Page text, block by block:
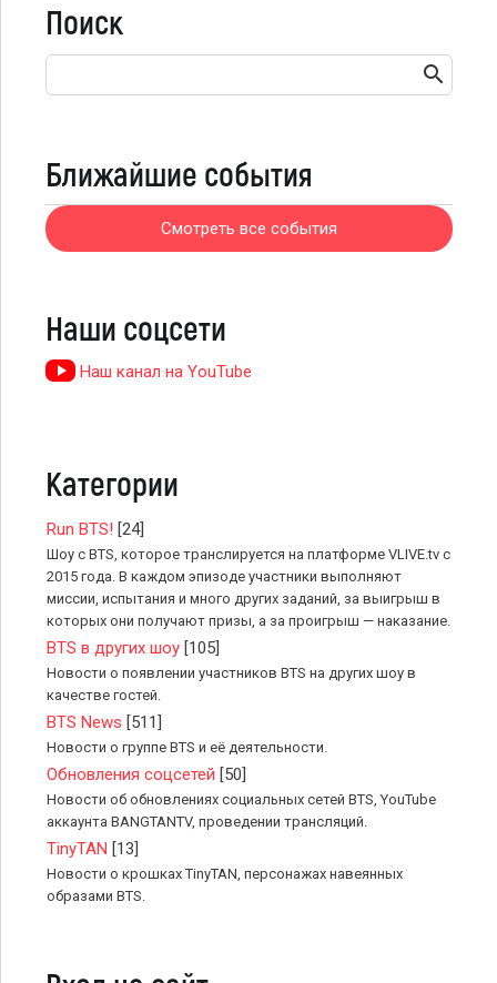
Поиск
Ближайшие события
Смотреть все события
Наши соцсети
Наш канал на YouTube
Категории
Run BTS! [24]
Шоу с BTS, которое транслируется на платформе VLIVE.tv с
2015 года. В каждом эпизоде участники выполняют
миссии, испытания и много других заданий, за выигрыш в
которых они получают призы, а за проигрыш — наказание.
BTS в других шоу [105]
Новости о появлении участников BTS на других шоу в
качестве гостей.
BTS News [511]
Новости о группе BTS и её деятельности.
Обновления соцсетей [50]
Новости об обновлениях социальных сетей BTS, YouTube
аккаунта BANGTANTV, проведении трансляций.
TinyTAN [13]
Новости о крошках TinyTAN, персонажах навеянных
образами BTS.